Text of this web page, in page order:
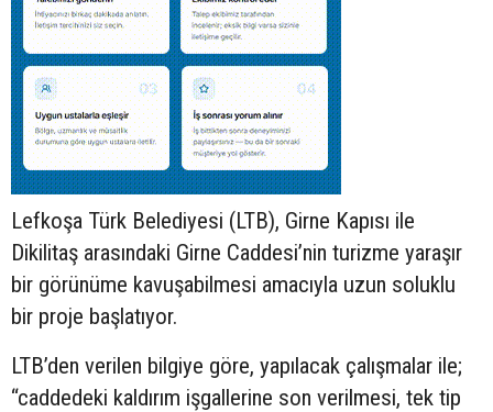
Lefkoşa Türk Belediyesi (LTB), Girne Kapısı ile
Dikilitaş arasındaki Girne Caddesi’nin turizme yaraşır
bir görünüme kavuşabilmesi amacıyla uzun soluklu
bir proje başlatıyor.
LTB’den verilen bilgiye göre, yapılacak çalışmalar ile;
“caddedeki kaldırım işgallerine son verilmesi, tek tip